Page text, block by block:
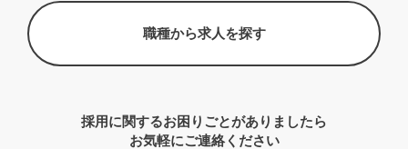
職種から求人を探す
採用に関するお困りごとがありましたら
お気軽にご連絡ください